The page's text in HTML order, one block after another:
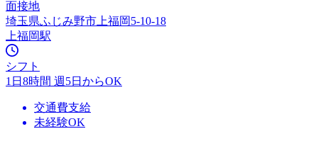
面接地
埼玉県ふじみ野市上福岡5-10-18
上福岡駅
シフト
1日8時間 週5日からOK
交通費支給
未経験OK